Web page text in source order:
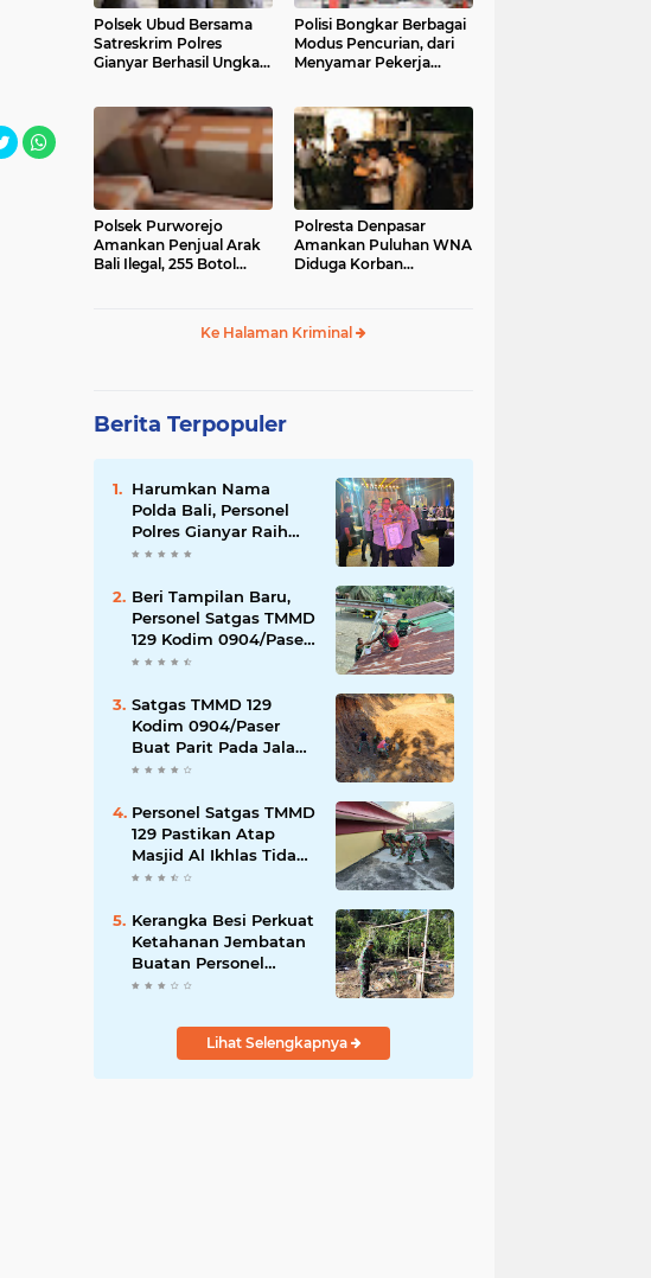
Polsek Ubud Bersama
Satreskrim Polres
Gianyar Berhasil Ungkap
Polisi Bongkar Berbagai
Modus Pencurian, dari
Menyamar Pekerja
Polsek Purworejo
Amankan Penjual Arak
Bali Ilegal, 255 Botol
Polresta Denpasar
Amankan Puluhan WNA
Diduga Korban
Ke Halaman Kriminal
Berita Terpopuler
Harumkan Nama
Polda Bali, Personel
Polres Gianyar Raih
Penghargaan
Beri Tampilan Baru,
Personel Satgas TMMD
129 Kodim 0904/Paser
Cat Atap Rumah
Satgas TMMD 129
Kodim 0904/Paser
Buat Parit Pada Jalan
Baru
Personel Satgas TMMD
129 Pastikan Atap
Masjid Al Ikhlas Tidak
Bocor Lagi
Kerangka Besi Perkuat
Ketahanan Jembatan
Buatan Personel
TMMD 129
Lihat Selengkapnya